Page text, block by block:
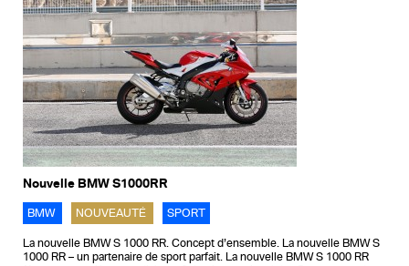
Nouvelle BMW S1000RR
BMW NOUVEAUTÉ SPORT
La nouvelle BMW S 1000 RR. Concept d’ensemble. La nouvelle BMW S
1000 RR – un partenaire de sport parfait. La nouvelle BMW S 1000 RR